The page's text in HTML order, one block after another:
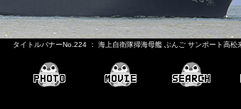
タイトルバナーNo.224 ： 海上自衛隊掃海母艦 ぶんご サンポート高松